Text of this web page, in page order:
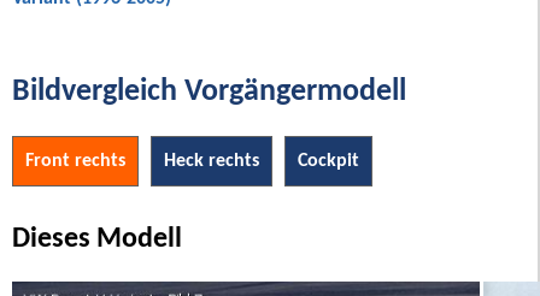
Bildvergleich Vorgängermodell
Front rechts Heck rechts Cockpit
Dieses Modell